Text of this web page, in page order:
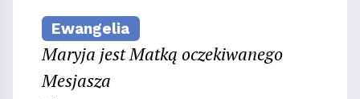
Ewangelia
Maryja jest Matką oczekiwanego
Mesjasza